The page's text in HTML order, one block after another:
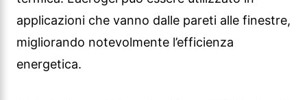
applicazioni che vanno dalle pareti alle finestre,
migliorando notevolmente l’efficienza
energetica.